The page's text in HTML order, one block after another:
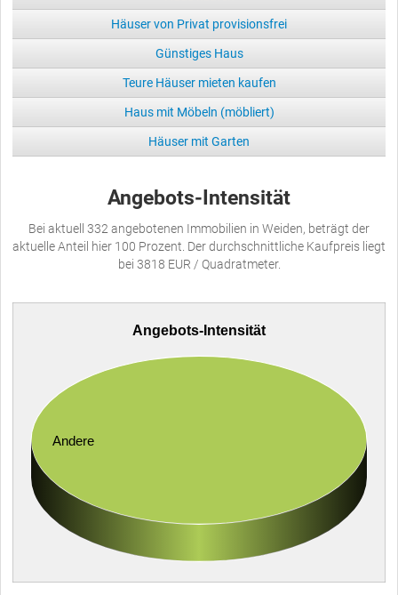
Häuser von Privat provisionsfrei
Günstiges Haus
Teure Häuser mieten kaufen
Haus mit Möbeln (möbliert)
Häuser mit Garten
Angebots-Intensität
Bei aktuell 332 angebotenen Immobilien in Weiden, beträgt der
aktuelle Anteil hier 100 Prozent. Der durchschnittliche Kaufpreis liegt
bei 3818 EUR / Quadratmeter.
Angebots-Intensität
Andere